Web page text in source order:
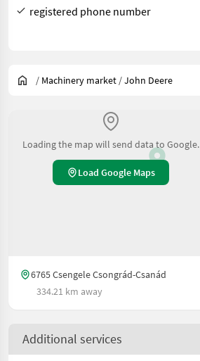
registered phone number
/ Machinery market /John Deere
Loading the map will send data to Google.
Load Google Maps
6765 Csengele Csongrád-Csanád
334.21 km away
Additional services